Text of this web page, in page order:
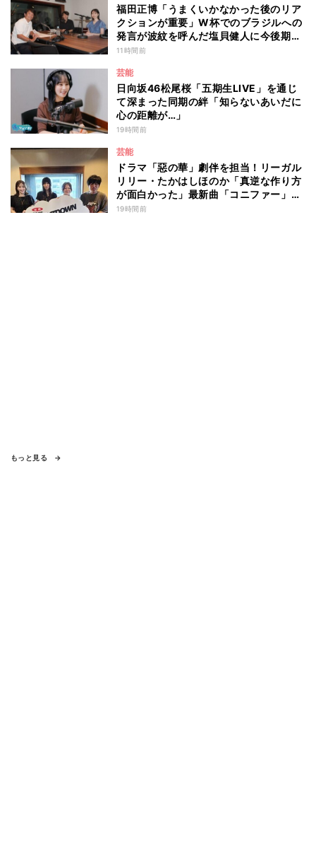
福田正博「うまくいかなかった後のリア
クションが重要」W杯でのブラジルへの
発言が波紋を呼んだ塩貝健人に今後期待
することは？
11時間前
芸能
日向坂46松尾桜「五期生LIVE」を通じ
て深まった同期の絆「知らないあいだに
心の距離が…」
19時間前
芸能
ドラマ「惡の華」劇伴を担当！リーガル
リリー・たかはしほのか「真逆な作り方
が面白かった」最新曲「コニファー」制
作秘話も
19時間前
もっと見る